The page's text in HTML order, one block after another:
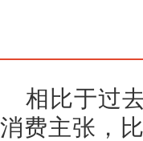
相比于过
消费主张，